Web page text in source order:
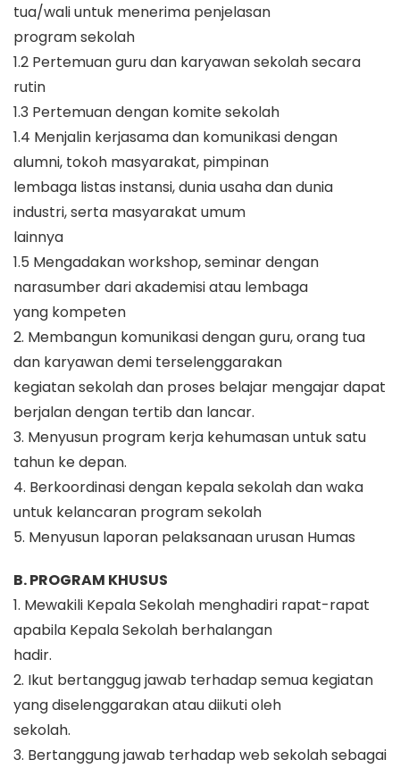
tua/wali untuk menerima penjelasan
program sekolah
1.2 Pertemuan guru dan karyawan sekolah secara
rutin
1.3 Pertemuan dengan komite sekolah
1.4 Menjalin kerjasama dan komunikasi dengan
alumni, tokoh masyarakat, pimpinan
lembaga listas instansi, dunia usaha dan dunia
industri, serta masyarakat umum
lainnya
1.5 Mengadakan workshop, seminar dengan
narasumber dari akademisi atau lembaga
yang kompeten
2. Membangun komunikasi dengan guru, orang tua
dan karyawan demi terselenggarakan
kegiatan sekolah dan proses belajar mengajar dapat
berjalan dengan tertib dan lancar.
3. Menyusun program kerja kehumasan untuk satu
tahun ke depan.
4. Berkoordinasi dengan kepala sekolah dan waka
untuk kelancaran program sekolah
5. Menyusun laporan pelaksanaan urusan Humas
B. PROGRAM KHUSUS
1. Mewakili Kepala Sekolah menghadiri rapat-rapat
apabila Kepala Sekolah berhalangan
hadir.
2. Ikut bertanggug jawab terhadap semua kegiatan
yang diselenggarakan atau diikuti oleh
sekolah.
3. Bertanggung jawab terhadap web sekolah sebagai